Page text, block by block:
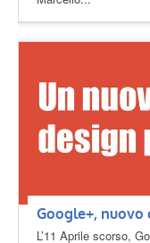
Google+, nuovo
L’11 Aprile scorso,